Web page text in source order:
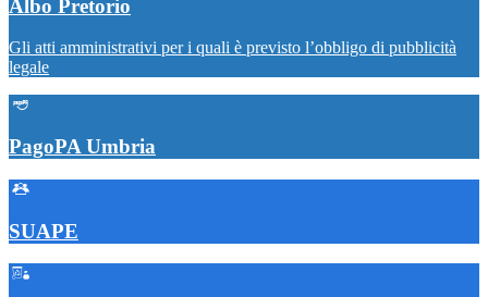
Albo Pretorio
Gli atti amministrativi per i quali è previsto l’obbligo di pubblicità
legale
PagoPA Umbria
SUAPE